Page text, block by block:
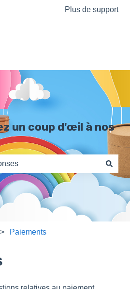
sous-menu pour les traductions
Plus de support
un coup d'œil à nos
car le champ de recherche
Paiements